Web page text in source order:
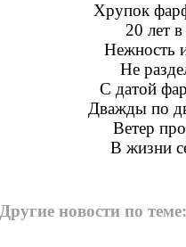
Хрупок
20 лет
Нежность
Не
С датой
Дважды по
Ветер
В жизни
Другие новости по теме: